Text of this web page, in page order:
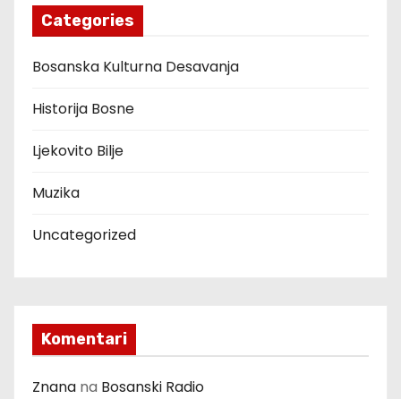
Categories
Bosanska Kulturna Desavanja
Historija Bosne
Ljekovito Bilje
Muzika
Uncategorized
Komentari
Znana na Bosanski Radio